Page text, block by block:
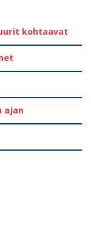
kohtaavat
ajan